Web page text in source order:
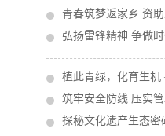
青春筑梦返家乡 资
弘扬雷锋精神 争做
植此青绿，化育生
筑牢安全防线 压实
探秘文化遗产生态